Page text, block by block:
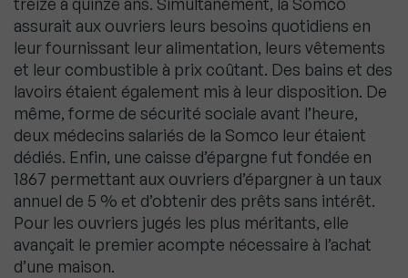
assurait aux ouvriers leurs besoins quotidiens en
leur fournissant leur alimentation, leurs vêtements
et leur combustible à prix coûtant. Des bains et des
lavoirs étaient également mis à leur disposition. De
même, forme de sécurité sociale avant l’heure,
deux médecins salariés de la Somco leur étaient
dédiés. Enfin, une caisse d’épargne fut fondée en
1867 permettant aux ouvriers d’épargner à un taux
annuel de 5 % et d’obtenir des prêts sans intérêt.
Pour les ouvriers jugés les plus méritants, elle
avançait le premier acompte nécessaire à l’achat
d’une maison.